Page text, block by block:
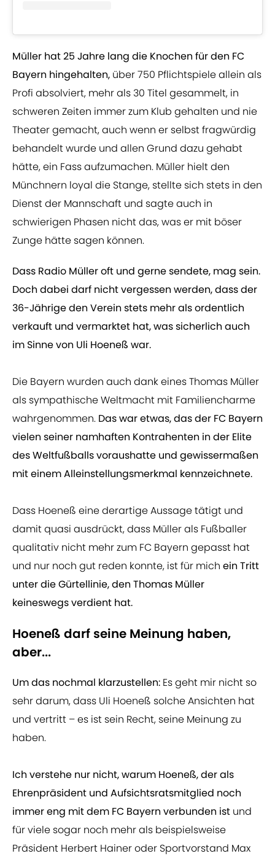
Müller hat 25 Jahre lang die Knochen für den FC
Bayern hingehalten, über 750 Pflichtspiele allein als
Profi absolviert, mehr als 30 Titel gesammelt, in
schweren Zeiten immer zum Klub gehalten und nie
Theater gemacht, auch wenn er selbst fragwürdig
behandelt wurde und allen Grund dazu gehabt
hätte, ein Fass aufzumachen. Müller hielt den
Münchnern loyal die Stange, stellte sich stets in den
Dienst der Mannschaft und sagte auch in
schwierigen Phasen nicht das, was er mit böser
Zunge hätte sagen können.
Dass Radio Müller oft und gerne sendete, mag sein.
Doch dabei darf nicht vergessen werden, dass der
36-Jährige den Verein stets mehr als ordentlich
verkauft und vermarktet hat, was sicherlich auch
im Sinne von Uli Hoeneß war.
Die Bayern wurden auch dank eines Thomas Müller
als sympathische Weltmacht mit Familiencharme
wahrgenommen. Das war etwas, das der FC Bayern
vielen seiner namhaften Kontrahenten in der Elite
des Weltfußballs voraushatte und gewissermaßen
mit einem Alleinstellungsmerkmal kennzeichnete.
Dass Hoeneß eine derartige Aussage tätigt und
damit quasi ausdrückt, dass Müller als Fußballer
qualitativ nicht mehr zum FC Bayern gepasst hat
und nur noch gut reden konnte, ist für mich ein Tritt
unter die Gürtellinie, den Thomas Müller
keineswegs verdient hat.
Hoeneß darf seine Meinung haben,
aber...
Um das nochmal klarzustellen: Es geht mir nicht so
sehr darum, dass Uli Hoeneß solche Ansichten hat
und vertritt – es ist sein Recht, seine Meinung zu
haben.
Ich verstehe nur nicht, warum Hoeneß, der als
Ehrenpräsident und Aufsichtsratsmitglied noch
immer eng mit dem FC Bayern verbunden ist und
für viele sogar noch mehr als beispielsweise
Präsident Herbert Hainer oder Sportvorstand Max